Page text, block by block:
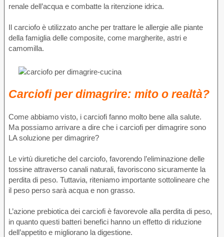
renale dell’acqua e combatte la ritenzione idrica.
Il carciofo è utilizzato anche per trattare le allergie alle piante
della famiglia delle composite, come margherite, astri e
camomilla.
Carciofi per dimagrire: mito o realtà?
Come abbiamo visto, i carciofi fanno molto bene alla salute.
Ma possiamo arrivare a dire che i carciofi per dimagrire sono
LA soluzione per dimagrire?
Le virtù diuretiche del carciofo, favorendo l’eliminazione delle
tossine attraverso canali naturali, favoriscono sicuramente la
perdita di peso. Tuttavia, riteniamo importante sottolineare che
il peso perso sarà acqua e non grasso.
L’azione prebiotica dei carciofi è favorevole alla perdita di peso,
in quanto questi batteri benefici hanno un effetto di riduzione
dell’appetito e migliorano la digestione.